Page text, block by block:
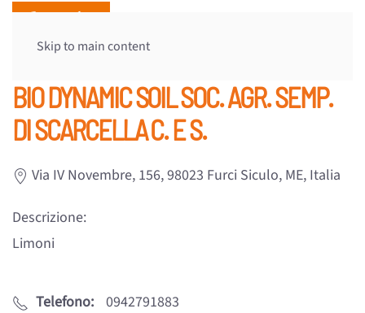
Skip to main content
BIO DYNAMIC SOIL SOC. AGR. SEMP.
DI SCARCELLA C. E S.
Via IV Novembre, 156, 98023 Furci Siculo, ME, Italia
Descrizione:
Limoni
Telefono: 0942791883